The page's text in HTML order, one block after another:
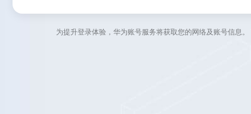
为提升登录体验，华为账号服务将获取您的网络及账号信息。